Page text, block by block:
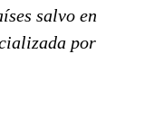
salvo en
por